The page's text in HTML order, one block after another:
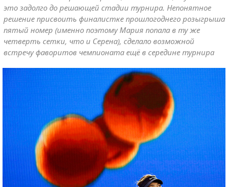
это задолго до решающей стадии турнира. Непонятное
решение присвоить финалистке прошлогоднего розыгрыша
пятый номер (именно поэтому Мария попала в ту же
четверть сетки, что и Серена), сделало возможной
встречу фаворитов чемпионата ещё в середине турнира